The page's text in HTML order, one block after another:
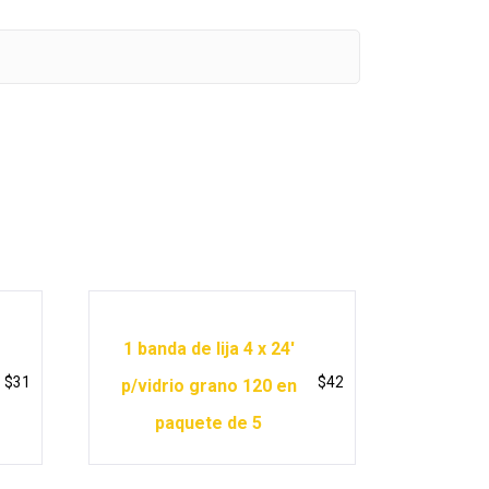
$31
1 banda de lija 4 x 24′
p/vidrio grano 120 en
paquete de 5
$42